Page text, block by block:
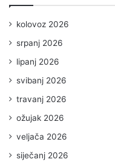
kolovoz 2026
srpanj 2026
lipanj 2026
svibanj 2026
travanj 2026
ožujak 2026
veljača 2026
siječanj 2026